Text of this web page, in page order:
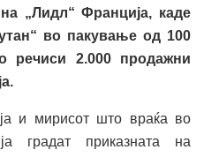
„Лидл“ Франција, каде
во пакување од 100
речиси 2.000 продажни
и мирисот што враќа во
градат приказната на